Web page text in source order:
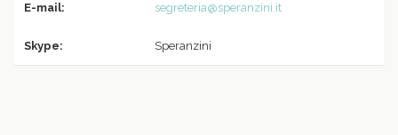
E-mail: segreteria@speranzini.it
Skype: Speranzini